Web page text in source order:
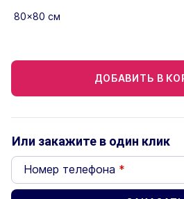
80x80 см
ДОБАВИТЬ В
Или закажите в один клик
Номер телефона *